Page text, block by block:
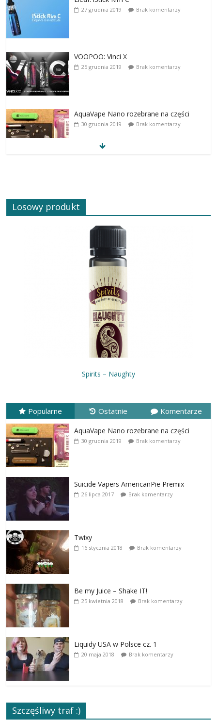
27 grudnia 2019 Brak komentarzy
VOOPOO: Vinci X
25 grudnia 2019 Brak komentarzy
AquaVape Nano rozebrane na części
30 grudnia 2019 Brak komentarzy
Losowy produkt
Spirits – Naughty
Popularne Ostatnie Komentarze
AquaVape Nano rozebrane na części
30 grudnia 2019 Brak komentarzy
Suicide Vapers AmericanPie Premix
26 lipca 2017 Brak komentarzy
Twixy
16 stycznia 2018 Brak komentarzy
Be my Juice – Shake IT!
25 kwietnia 2018 Brak komentarzy
Liquidy USA w Polsce cz. 1
20 maja 2018 Brak komentarzy
Szczęśliwy traf :)